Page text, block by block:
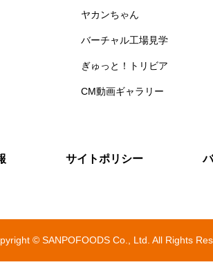
ヤカンちゃん
バーチャル工場見学
ぎゅっと！トリビア
CM動画ギャラリー
サイトポリシー
© SANPOFOODS Co., Ltd. All Rights